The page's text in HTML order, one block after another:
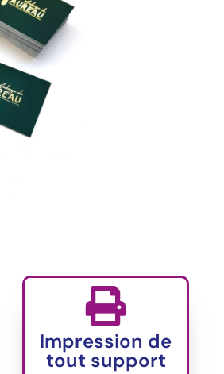
Impression de
tout support